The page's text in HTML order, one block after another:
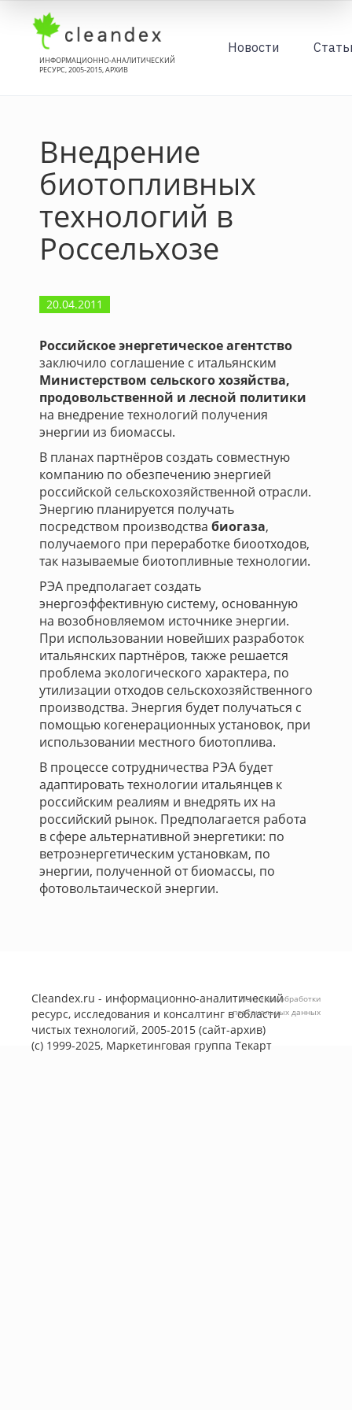
ИНФОРМАЦИОННО-АНАЛИТИЧЕСКИЙ
РЕСУРС, 2005-2015, АРХИВ
Новости
Внедрение
биотопливных
технологий в
Россельхозе
20.04.2011
Российское энергетическое агентство
заключило соглашение с итальянским
Министерством сельского хозяйства,
продовольственной и лесной политики
на внедрение технологий получения
энергии из биомассы.
В планах партнёров создать совместную
компанию по обезпечению энергией
российской сельскохозяйственной отрасли.
Энергию планируется получать
посредством производства биогаза,
получаемого при переработке биоотходов,
так называемые биотопливные технологии.
РЭА предполагает создать
энергоэффективную систему, основанную
на возобновляемом источнике энергии.
При использовании новейших разработок
итальянских партнёров, также решается
проблема экологического характера, по
утилизации отходов сельскохозяйственного
производства. Энергия будет получаться с
помощью когенерационных установок, при
использовании местного биотоплива.
В процессе сотрудничества РЭА будет
адаптировать технологии итальянцев к
российским реалиям и внедрять их на
российский рынок. Предполагается работа
в сфере альтернативной энергетики: по
ветроэнергетическим установкам, по
энергии, полученной от биомассы, по
фотовольтаической энергии.
Cleandex.ru - информационно-аналитический
ресурс, исследования и консалтинг в области
чистых технологий, 2005-2015 (сайт-архив)
(с) 1999-2025, Маркетинговая группа Текарт
Политика обработки
персональных данных